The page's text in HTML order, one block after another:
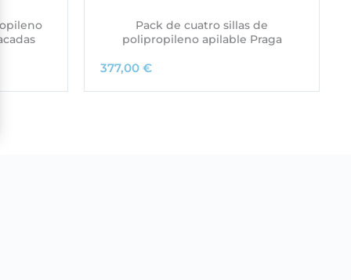
Pack de cuatro sillas de
polipropileno apilable Praga
377,00 €